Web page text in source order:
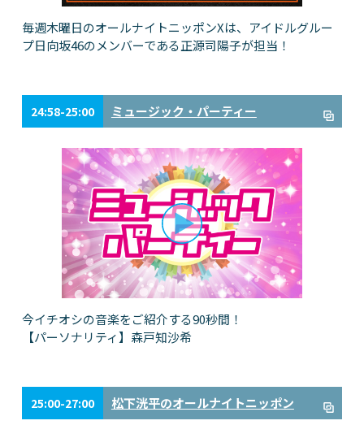
毎週木曜日のオールナイトニッポンXは、アイドルグルー
プ日向坂46のメンバーである正源司陽子が担当！
24:58-25:00 ミュージック・パーティー
今イチオシの音楽をご紹介する90秒間！
【パーソナリティ】森戸知沙希
25:00-27:00 松下洸平のオールナイトニッポン